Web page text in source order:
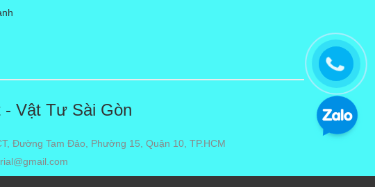
- Vật Tư Sài Gòn
Đường Tam Đảo, Phường 15, Quận 10, TP.HCM